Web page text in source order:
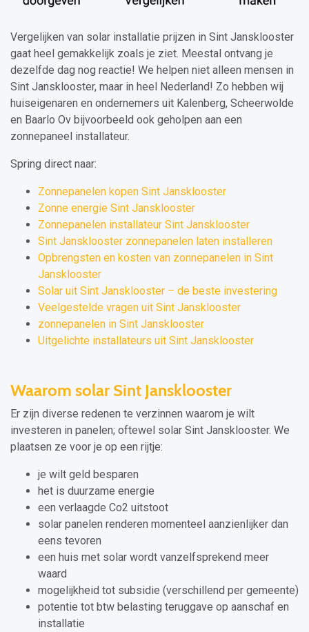
Vergelijken van solar installatie prijzen in Sint Jansklooster
gaat heel gemakkelijk zoals je ziet. Meestal ontvang je
dezelfde dag nog reactie! We helpen niet alleen mensen in
Sint Jansklooster, maar in heel Nederland! Zo hebben wij
huiseigenaren en ondernemers uit Kalenberg, Scheerwolde
en Baarlo Ov bijvoorbeeld ook geholpen aan een
zonnepaneel installateur.
Spring direct naar:
Zonnepanelen kopen Sint Jansklooster
Zonne energie Sint Jansklooster
Zonnepanelen installateur Sint Jansklooster
Sint Jansklooster zonnepanelen laten installeren
Opbrengsten en kosten van zonnepanelen in Sint
Jansklooster
Solar uit Sint Jansklooster – de beste investering
Veelgestelde vragen uit Sint Jansklooster
zonnepanelen in Sint Jansklooster
Uitgelichte installateurs uit Sint Jansklooster
Waarom solar Sint Jansklooster
Er zijn diverse redenen te verzinnen waarom je wilt
investeren in panelen; oftewel solar Sint Jansklooster. We
plaatsen ze voor je op een rijtje:
je wilt geld besparen
het is duurzame energie
een verlaagde Co2 uitstoot
solar panelen renderen momenteel aanzienlijker dan
eens tevoren
een huis met solar wordt vanzelfsprekend meer
waard
mogelijkheid tot subsidie (verschillend per gemeente)
potentie tot btw belasting teruggave op aanschaf en
installatie